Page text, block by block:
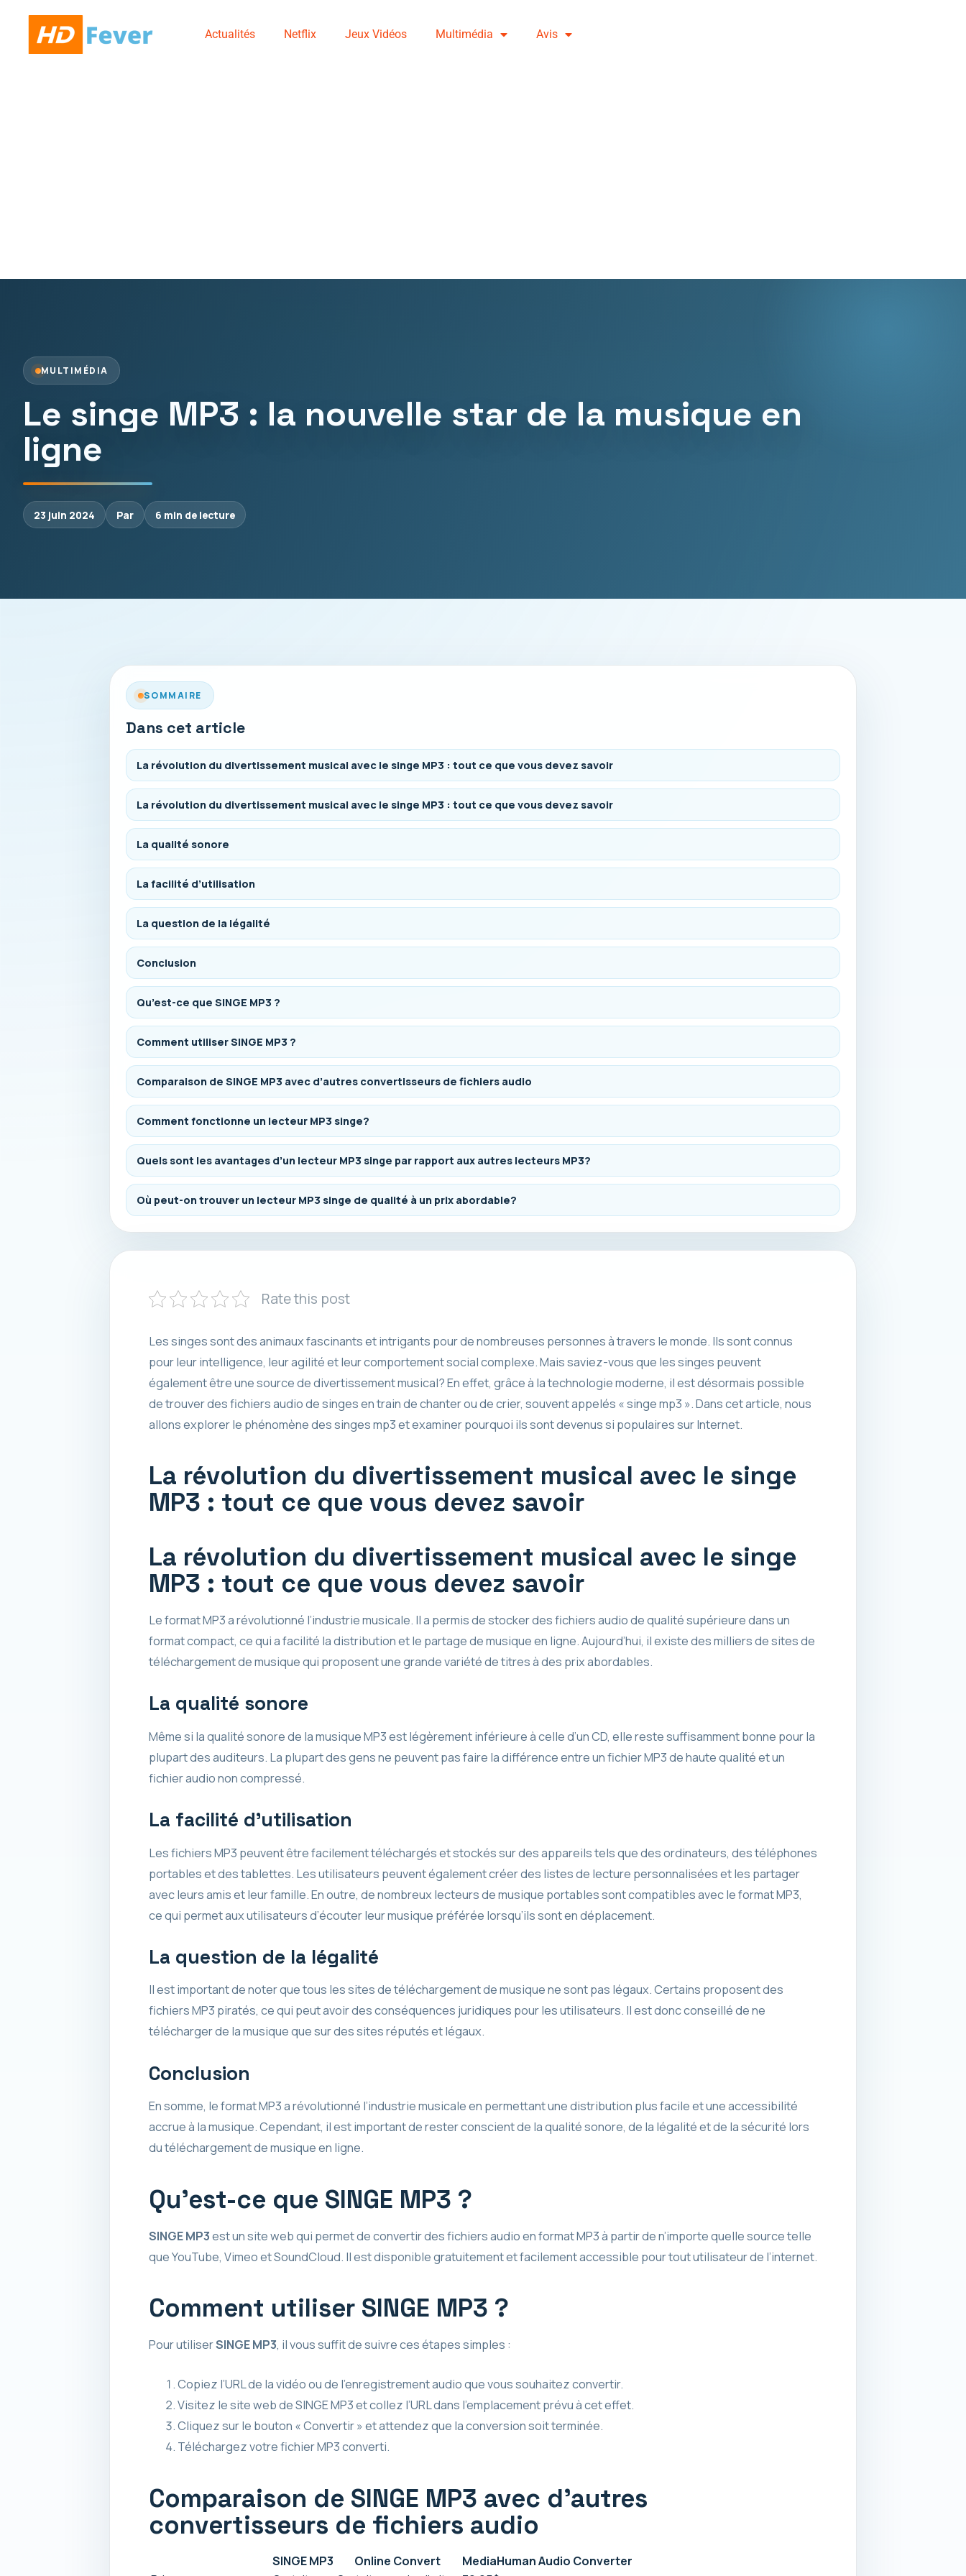
Actualités Netflix Jeux Vidéos Multimédia Avis
MULTIMÉDIA
Le singe MP3 : la nouvelle star de la musique en
ligne
23 juin 2024 Par 6 min de lecture
SOMMAIRE
Dans cet article
La révolution du divertissement musical avec le singe MP3 : tout ce que vous devez savoir
La révolution du divertissement musical avec le singe MP3 : tout ce que vous devez savoir
La qualité sonore
La facilité d’utilisation
La question de la légalité
Conclusion
Qu’est-ce que SINGE MP3 ?
Comment utiliser SINGE MP3 ?
Comparaison de SINGE MP3 avec d’autres convertisseurs de fichiers audio
Comment fonctionne un lecteur MP3 singe?
Quels sont les avantages d’un lecteur MP3 singe par rapport aux autres lecteurs MP3?
Où peut-on trouver un lecteur MP3 singe de qualité à un prix abordable?
Rate this post
Les singes sont des animaux fascinants et intrigants pour de nombreuses personnes à travers le monde. Ils sont connus
pour leur intelligence, leur agilité et leur comportement social complexe. Mais saviez-vous que les singes peuvent
également être une source de divertissement musical? En effet, grâce à la technologie moderne, il est désormais possible
de trouver des fichiers audio de singes en train de chanter ou de crier, souvent appelés « singe mp3 ». Dans cet article, nous
allons explorer le phénomène des singes mp3 et examiner pourquoi ils sont devenus si populaires sur Internet.
La révolution du divertissement musical avec le singe
MP3 : tout ce que vous devez savoir
La révolution du divertissement musical avec le singe
MP3 : tout ce que vous devez savoir
Le format MP3 a révolutionné l’industrie musicale. Il a permis de stocker des fichiers audio de qualité supérieure dans un
format compact, ce qui a facilité la distribution et le partage de musique en ligne. Aujourd’hui, il existe des milliers de sites de
téléchargement de musique qui proposent une grande variété de titres à des prix abordables.
La qualité sonore
Même si la qualité sonore de la musique MP3 est légèrement inférieure à celle d’un CD, elle reste suffisamment bonne pour la
plupart des auditeurs. La plupart des gens ne peuvent pas faire la différence entre un fichier MP3 de haute qualité et un
fichier audio non compressé.
La facilité d’utilisation
Les fichiers MP3 peuvent être facilement téléchargés et stockés sur des appareils tels que des ordinateurs, des téléphones
portables et des tablettes. Les utilisateurs peuvent également créer des listes de lecture personnalisées et les partager
avec leurs amis et leur famille. En outre, de nombreux lecteurs de musique portables sont compatibles avec le format MP3,
ce qui permet aux utilisateurs d’écouter leur musique préférée lorsqu’ils sont en déplacement.
La question de la légalité
Il est important de noter que tous les sites de téléchargement de musique ne sont pas légaux. Certains proposent des
fichiers MP3 piratés, ce qui peut avoir des conséquences juridiques pour les utilisateurs. Il est donc conseillé de ne
télécharger de la musique que sur des sites réputés et légaux.
Conclusion
En somme, le format MP3 a révolutionné l’industrie musicale en permettant une distribution plus facile et une accessibilité
accrue à la musique. Cependant, il est important de rester conscient de la qualité sonore, de la légalité et de la sécurité lors
du téléchargement de musique en ligne.
Qu’est-ce que SINGE MP3 ?
SINGE MP3est un site web qui permet de convertir des fichiers audio en format MP3 à partir de n’importe quelle source telle
que YouTube, Vimeo et SoundCloud. Il est disponible gratuitement et facilement accessible pour tout utilisateur de l’internet.
Comment utiliser SINGE MP3 ?
Pour utiliserSINGE MP3, il vous suffit de suivre ces étapes simples :
Copiez l’URL de la vidéo ou de l’enregistrement audio que vous souhaitez convertir.
Visitez le site web de SINGE MP3 et collez l’URL dans l’emplacement prévu à cet effet.
Cliquez sur le bouton « Convertir » et attendez que la conversion soit terminée.
Téléchargez votre fichier MP3 converti.
Comparaison de SINGE MP3 avec d’autres
convertisseurs de fichiers audio
SINGE MP3 Online Convert
MediaHuman Audio Converter